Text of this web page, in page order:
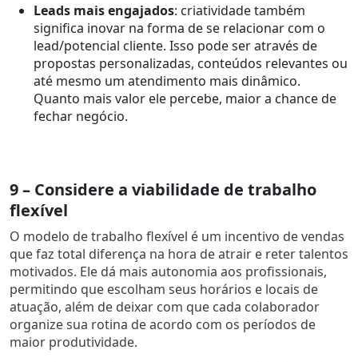
Leads mais engajados: criatividade também
significa inovar na forma de se relacionar com o
lead/potencial cliente. Isso pode ser através de
propostas personalizadas, conteúdos relevantes ou
até mesmo um atendimento mais dinâmico.
Quanto mais valor ele percebe, maior a chance de
fechar negócio.
9 – Considere a viabilidade de trabalho
flexível
O modelo de trabalho flexível é um incentivo de vendas
que faz total diferença na hora de atrair e reter talentos
motivados. Ele dá mais autonomia aos profissionais,
permitindo que escolham seus horários e locais de
atuação, além de deixar com que cada colaborador
organize sua rotina de acordo com os períodos de
maior produtividade.